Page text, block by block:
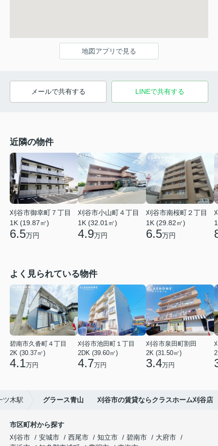
地図アプリで見る
メールで共有する LINEで共有する
近隣の物件
刈谷市御幸町７丁目
1K (19.87㎡)
6.5万円
刈谷市小山町４丁目
1K (32.01㎡)
4.9万円
刈谷市南桜町２丁目
1K (29.82㎡)
6.5万円
よく見られている物件
碧南市久沓町４丁目
2K (30.37㎡)
4.1万円
刈谷市池田町１丁目
2DK (39.60㎡)
4.7万円
刈谷市泉田町割田
2K (31.50㎡)
3.4万円
ツ木駅 グラース青山 刈谷市の賃貸ならクラスホーム刈谷店
市区町村から探す
刈谷市
安城市 西尾市 知立市 碧南市
大府市